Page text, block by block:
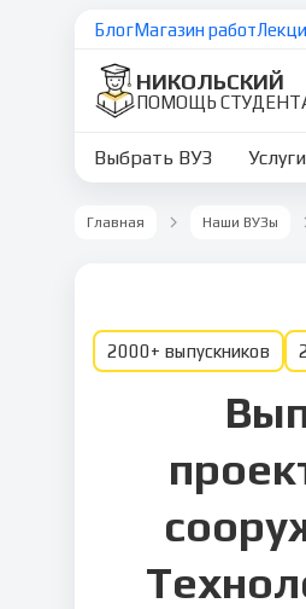
БлогМагазин работ
НИКОЛЬСКИЙ
ПОМОЩЬ
Выбрать ВУЗ Услуги
Главная Наши ВУЗы
2000+ выпускников